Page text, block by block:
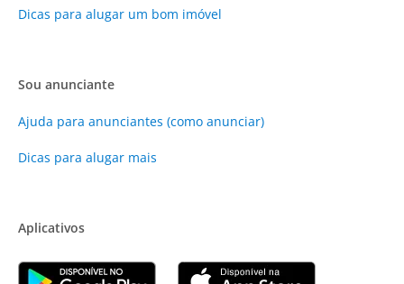
Dicas para alugar um bom imóvel
Sou anunciante
Ajuda para anunciantes (como anunciar)
Dicas para alugar mais
Aplicativos